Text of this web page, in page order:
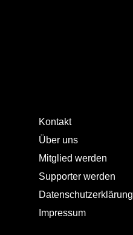
Kontakt
Über uns
Mitglied werden
Supporter werden
Datenschutzerklärung
Impressum